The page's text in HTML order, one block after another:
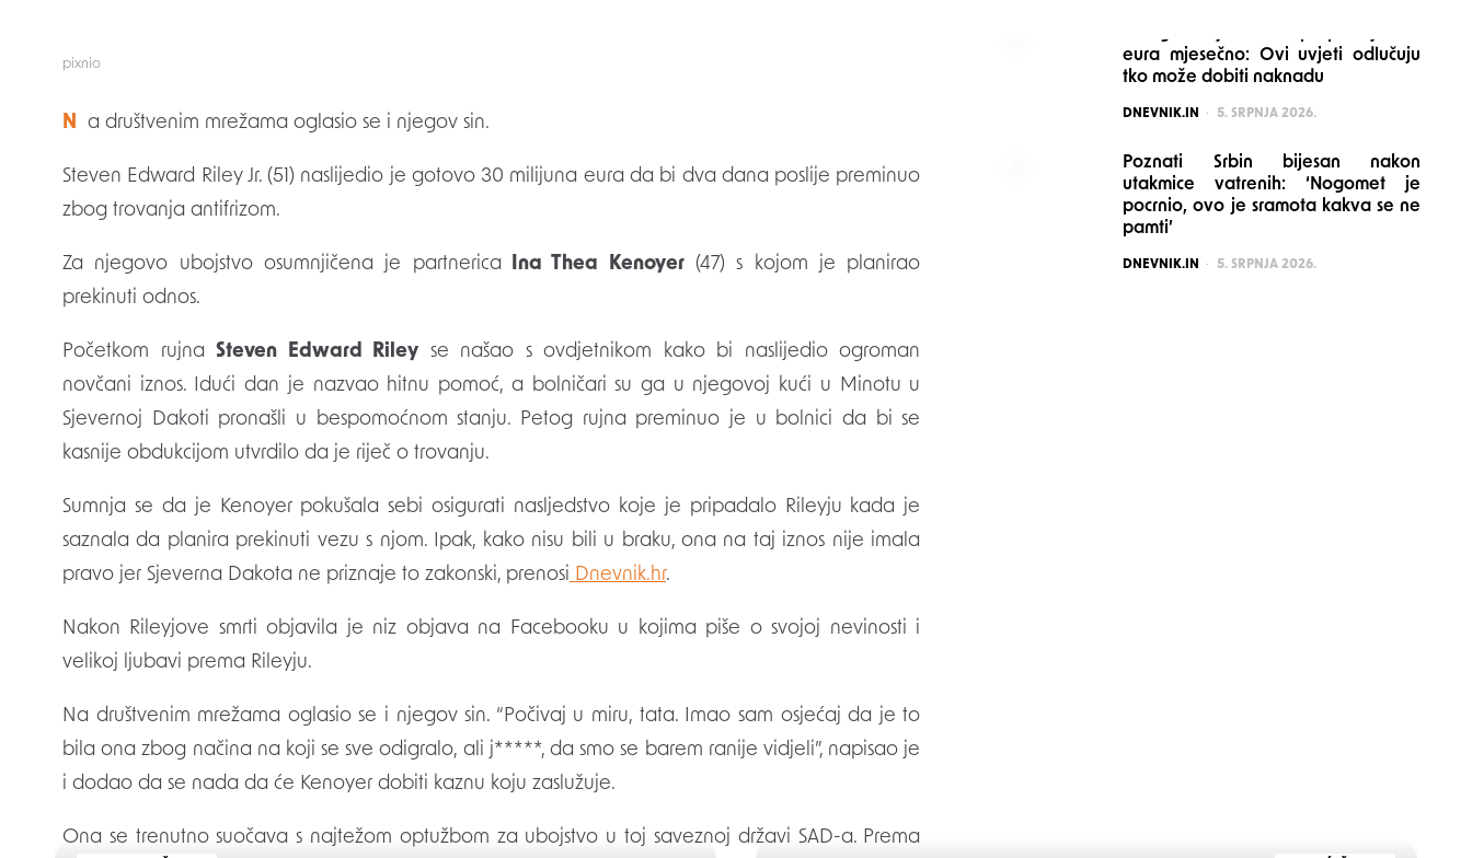
pixnio
Na društvenim mrežama oglasio se i njegov sin.
Steven Edward Riley Jr. (51) naslijedio je gotovo 30 milijuna eura da bi dva dana poslije preminuo
zbog trovanja antifrizom.
Za njegovo ubojstvo osumnjičena je partnerica Ina Thea Kenoyer(47) s kojom je planirao
prekinuti odnos.
Početkom rujnaSteven Edward Riley se našao s ovdjetnikom kako bi naslijedio ogroman
novčani iznos. Idući dan je nazvao hitnu pomoć, a bolničari su ga u njegovoj kući u Minotu u
Sjevernoj Dakoti pronašli u bespomoćnom stanju. Petog rujna preminuo je u bolnici da bi se
kasnije obdukcijom utvrdilo da je riječ o trovanju.
Sumnja se da je Kenoyer pokušala sebi osigurati nasljedstvo koje je pripadalo Rileyju kada je
saznala da planira prekinuti vezu s njom. Ipak, kako nisu bili u braku, ona na taj iznos nije imala
pravo jer Sjeverna Dakota ne priznaje to zakonski, prenosi Dnevnik.hr.
Nakon Rileyjove smrti objavila je niz objava na Facebooku u kojima piše o svojoj nevinosti i
velikoj ljubavi prema Rileyju.
Na društvenim mrežama oglasio se i njegov sin. “Počivaj u miru, tata. Imao sam osjećaj da je to
bila ona zbog načina na koji se sve odigralo, ali j*****, da smo se barem ranije vidjeli”, napisao je
i dodao da se nada da će Kenoyer dobiti kaznu koju zaslužuje.
Ona se trenutno suočava s najtežom optužbom za ubojstvo u toj saveznoj državi SAD-a. Prema
eura mjesečno: Ovi uvjeti odlučuju
tko može dobiti naknadu
POSTED
DNEVNIK.IN 5. SRPNJA 2026.
Poznati Srbin bijesan nakon
utakmice vatrenih: ‘Nogomet je
pocrnio, ovo je sramota kakva se ne
pamti’
POSTED
DNEVNIK.IN 5. SRPNJA 2026.